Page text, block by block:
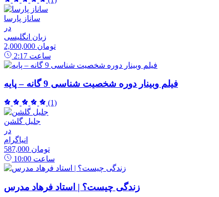
ساناز پارسا
در
زبان انگلیسی
2,000,000 تومان
2:17 ساعت
فیلم وبینار دوره شخصیت شناسی 9 گانه – پایه
(1)
جلیل گلشن
در
انیاگرام
587,000 تومان
10:00 ساعت
زندگی چیست؟ | استاد فرهاد مدرس